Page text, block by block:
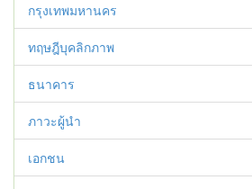
กรุงเทพมหานคร
ทฤษฎีบุคลิกภาพ
ธนาคาร
ภาวะผู้นำ
เอกชน